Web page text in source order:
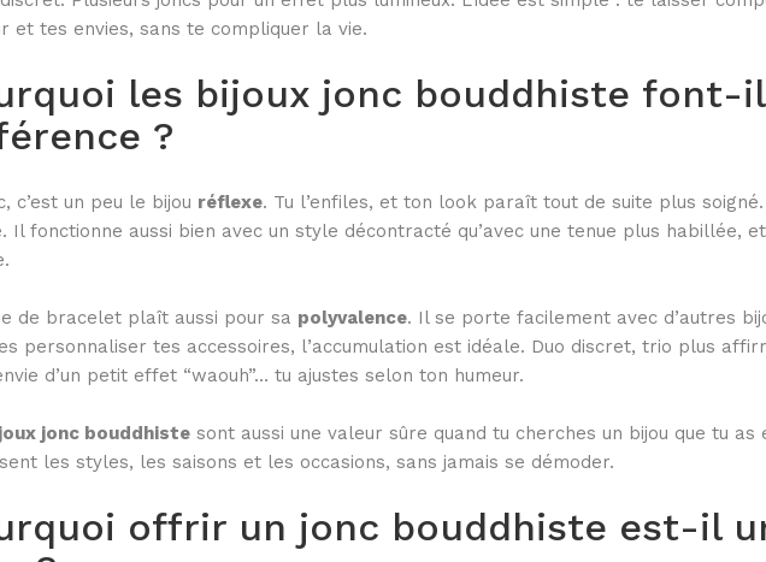
du
produit
du
et tes envies, sans te compliquer la vie.
les bijoux jonc bouddhiste font-
?
c’est un peu le bijou réflexe. Tu l’enfiles, et ton look paraît tout de suite plus
Il fonctionne aussi bien avec un style décontracté qu’avec une tenue plus habillée,
de bracelet plaît aussi pour sa polyvalence. Il se porte facilement avec d’autres
personnaliser tes accessoires, l’accumulation est idéale. Duo discret, trio plus
d’un petit effet “waouh”… tu ajustes selon ton humeur.
jonc bouddhistesont aussi une valeur sûre quand tu cherches un bijou que tu
les styles, les saisons et les occasions, sans jamais se démoder.
offrir un jonc bouddhiste est-il